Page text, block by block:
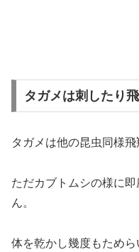
タガメは刺したり
タガメは他の昆虫同様飛
ただカブトムシの様に
ん。
体を乾かし幾度もため